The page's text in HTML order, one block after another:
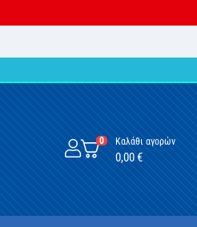
0 Καλάθι αγορών
0,00 €